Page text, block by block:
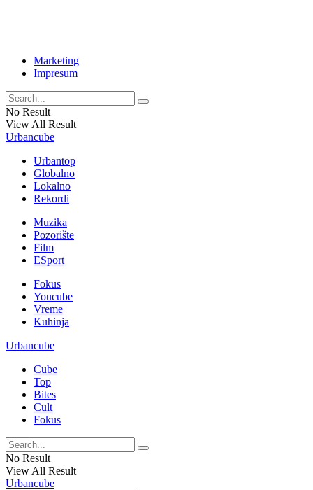
Marketing
Impresum
No Result
View All Result
Urbancube
Urbantop
Globalno
Lokalno
Rekordi
Muzika
Pozorište
Film
ESport
Fokus
Youcube
Vreme
Kuhinja
Urbancube
Cube
Top
Bites
Cult
Fokus
No Result
View All Result
Urbancube